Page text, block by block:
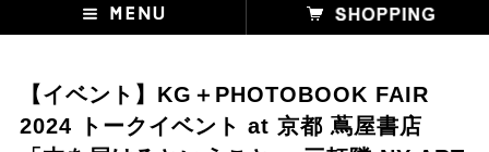
【イベント】KG＋PHOTOBOOK FAIR
2024 トークイベント at 京都 蔦屋書店